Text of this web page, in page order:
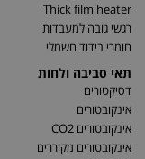
Thick film heater
רגשי גובה למעבדות
חומרי בידוד חשמלי
תאי סביבה ולחות
דסיקטורים
אינקובטורים
אינקובטורים CO2
אינקובטורים מקוררים